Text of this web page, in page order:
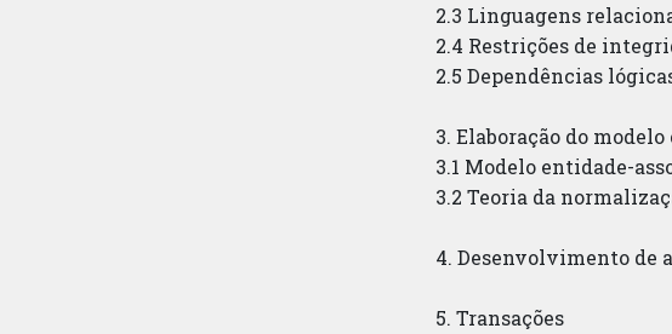
2.3 Linguagens
2.4 Restrições de
2.5 Dependências
3. Elaboração do
3.1 Modelo entidade-
3.2 Teoria da
4. Desenvolvimento de
5. Transações